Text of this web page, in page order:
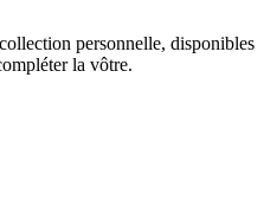
personnelle, disponibles
la vôtre.